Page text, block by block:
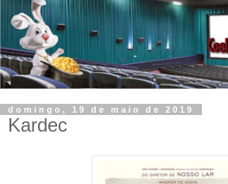
domingo, 19 de maio de 2019
Kardec